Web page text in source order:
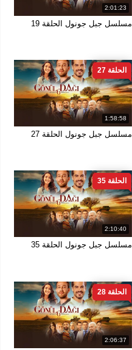
2:01:23
مسلسل جبل جونول الحلقة 19
1:58:58
الحلقة 27
مسلسل جبل جونول الحلقة 27
2:10:40
الحلقة 35
مسلسل جبل جونول الحلقة 35
2:06:37
الحلقة 28